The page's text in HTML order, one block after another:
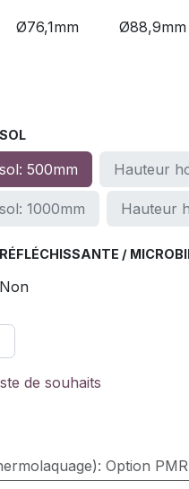
Ø76,1mm Ø88,9mm
500mm Hauteur
1000mm Hauteur
/
de souhaits
: Option